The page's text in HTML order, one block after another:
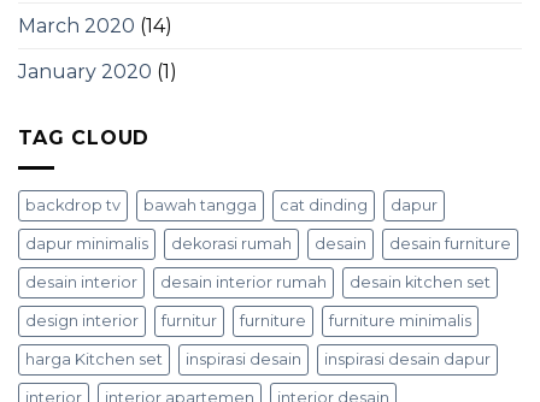
March 2020 (14)
January 2020 (1)
TAG CLOUD
backdrop tv bawah tangga cat dinding dapur
dapur minimalis dekorasi rumah desain desain furniture
desain interior desain interior rumah desain kitchen set
design interior furnitur furniture furniture minimalis
harga Kitchen set inspirasi desain inspirasi desain dapur
interior interior apartemen interior desain